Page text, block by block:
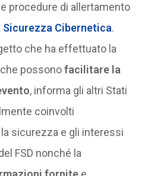
procedure di allertamento
Sicurezza Cibernetica.
che ha effettuato la
possonofacilitare la
, informa gli altri Stati
coinvolti
sicurezza e gli interessi
FSD nonché la